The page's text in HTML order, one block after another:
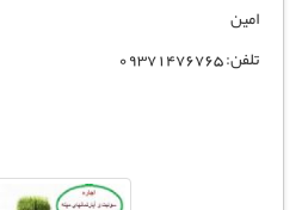
امین
تلفن: 09371476765